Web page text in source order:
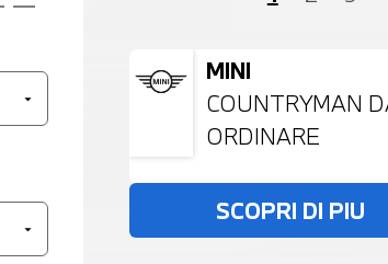
MINI
COUNTRYMAN
ORDINARE
SCOPRI DI PIU